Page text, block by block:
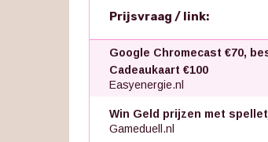
Prijsvraag / link:
Google Chromecast €70,
Cadeaukaart €100
Easyenergie.nl
Win Geld prijzen met
Gameduell.nl